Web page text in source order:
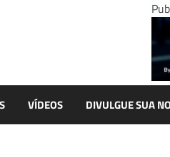
VÍDEOS DIVULGUE SUA